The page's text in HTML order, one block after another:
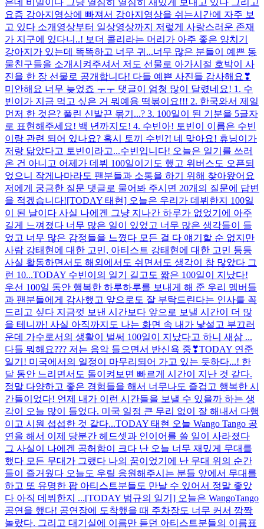
요즘 강아지영상에 빠져서 강아지영상을 쉬는시간에 자주 보
고 있다 소개영상부터 일상영상까지 저렇게 사랑스러운 존재
가 지구에 있다니..! 보더 콜리라는 머리가 아주 좋은 양치기
강아지가 있는데 똑똑하고 너무 귀...너무 많은 분들이 예쁜 동
물친구들을 소개시켜주셔서 저도 선물로 아가시절 호박이 사
진을 한 장 선물로 공개합니다! 다들 예쁜 사진들 감사해요❣
미안해요 너무 늦었죠 ㅜㅜ 댓글이 엄청 많이 달렸네요! 1. 수
빈이가 지금 먹고 싶은 거 뭐예용 떡볶이요!!! 2. 한국와서 제일
먼저 한 것은? 풀린 신발끈 묶기...? 3. 100일이 된 기분을 5글자
로 표현해주세요! 백 년까지도! 4. 수빈아! 토빈이 이름은 수빈
이랑 관련 되어 있나요? 혹시 토끼 수빈?! 네 맞아요! 휴닝이가
저랑 닮았다고 토빈이라고...수빈입니다! 오늘은 일기를 쓰러
온 건 아니고 어제가 데뷔 100일이기도 했고 위버스도 오픈되
었으니 작게나마라도 팬분들과 소통을 하기 위해 찾아왔어요
저에게 궁금한 질문 댓글로 물어봐 주시면 20개의 질문에 답변
을 적겠습니다![TODAY 태현] 오늘은 우리가 데뷔한지 100일
이 된 날이다 사실 나에겐 그냥 지나간 하루가 없었기에 아주
길게 느껴졌다 너무 많은 일이 있었고 너무 많은 생각들이 들
었고 너무 많은 감정들을 느꼈다 모든 걸 다 얘기할 순 없지만
사람 강태현에 대한 고민, 아티스트 강태현에 대한 고민 등등
사실 활동하면서도 해외에서도 쉬면서도 생각이 참 많았다 그
런 10...TODAY 수빈이의 일기 길고도 짧은 100일이 지났다!
우선 100일 동안 행복한 하루하루를 보내게 해 준 우리 멤버들
과 팬분들에게 감사했고 앞으로도 잘 부탁드린다는 인사를 꼭
드리고 싶다 지금껏 보낸 시간보다 앞으로 보낼 시간이 더 많
을 테니까! 사실 아직까지도 나는 화면 속 내가 낯설고 부끄러
운데 가수로서의 생활이 벌써 100일이 지났다고 하니 새삼 ...
다들 뭐해요??? 저는 음악 들으면서 반신욕 중❣TODAY 연준
일기! 미국에서의 일정이 마무리되어 가고 있는 듯하다...! 한
달 동안 느리면서도 돌이켜보면 빠르게 시간이 지난 것 같다.
정말 다양하고 좋은 경험들을 해서 너무나도 즐겁고 행복한 시
간들이었다! 언제 내가 이런 시간들을 보낼 수 있을까 하는 생
각이 오늘 많이 들었다. 미국 일정 큰 무리 없이 잘 해내서 다행
이고 시원 섭섭한 것 같다...TODAY 태현 오늘 Wango Tango 공
연을 해서 이제 당분간 헤드셋과 인이어를 쓸 일이 사라졌다
그 사실이 나에겐 공허함이 크다 난 오늘 너무 재밌게 무대를
했다 모든 무대가 그랬다 나의 꿈이었기에 난 무대 위의 순간
들이 즐거웠다 오늘도 우릴 응원해주시는 분들 앞에서 무대를
하고 또 유명한 팝 아티스트분들도 만날 수 있어서 정말 좋았
다 아직 데뷔한지 ...[TODAY 범규의 일기] 오늘은 WangoTango
공연을 했다! 공연장에 도착했을 때 주차장도 너무 커서 깜짝
놀랐다. 그리고 대기실에 이름만 듣던 아티스트분들의 이름표